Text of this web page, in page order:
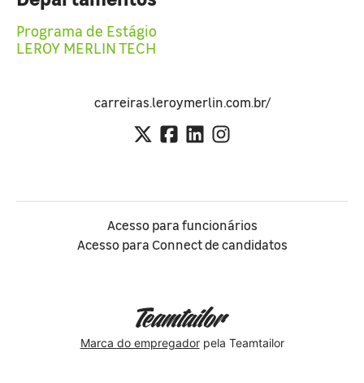
Programa de Estágio
LEROY MERLIN TECH
carreiras.leroymerlin.com.br/
Acesso para funcionários
Acesso para Connect de candidatos
Marca do empregadorpela Teamtailor